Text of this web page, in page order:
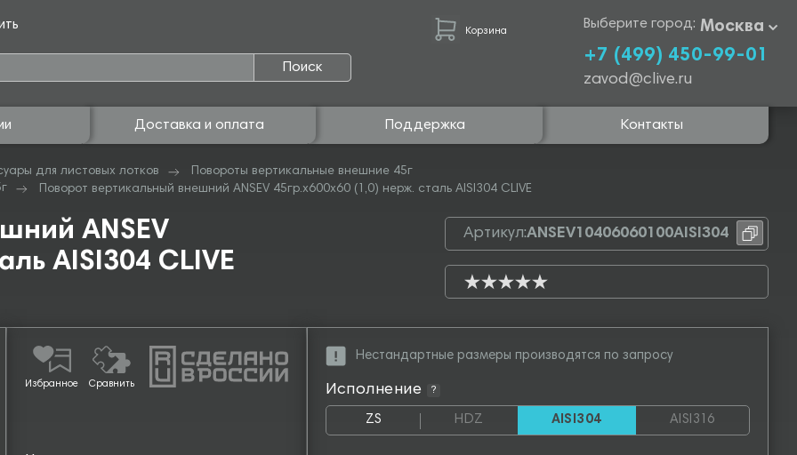
Поиск
Корзина Выберите город: Москва
+7 (499) 450-99-01
zavod@clive.ru
Доставка и оплата Поддержка Контакты
для листовых лотков
Повороты вертикальные внешние 45г
Поворот вертикальный внешний ANSEV 45гр.х600х60 (1,0) нерж. сталь AISI304 CLIVE
ANSEV
AISI304 CLIVE
Артикул:ANSEV10406060100AISI304
Избранное Сравнить
Нестандартные размеры производятся по запросу
Исполнение ?
ZS HDZ AISI304 AISI316